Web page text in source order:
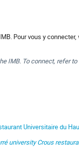
Pour vous y
IMB. To connect, refer
Universitaire du
university Crous